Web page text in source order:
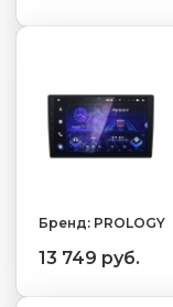
Бренд: PROLOGY
13 749 руб.